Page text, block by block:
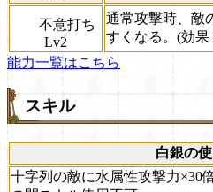
不意打ち
Lv2
通常攻撃時、敵
すくなる。(効果
能力一覧はこちら
スキル
白銀の
十字列の敵に水属性攻撃力×30